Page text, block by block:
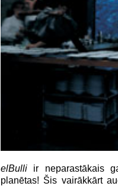
elBulli ir neparastākais
planētas! Šis vairākkārt